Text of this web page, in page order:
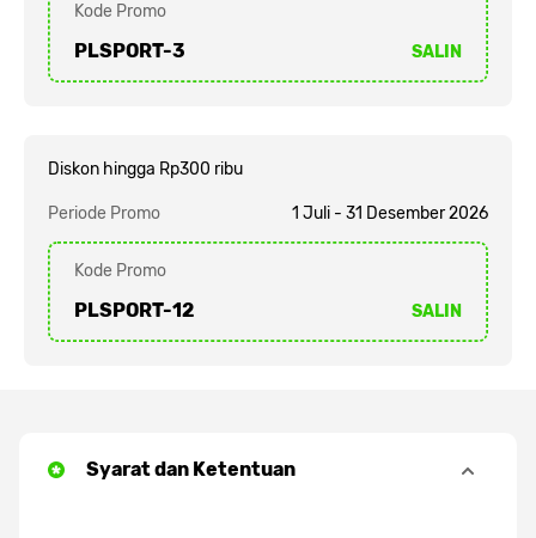
Kode Promo
PLSPORT-3 SALIN
Diskon hingga Rp300 ribu
Periode Promo 1 Juli - 31 Desember 2026
Kode Promo
PLSPORT-12 SALIN
Syarat dan Ketentuan